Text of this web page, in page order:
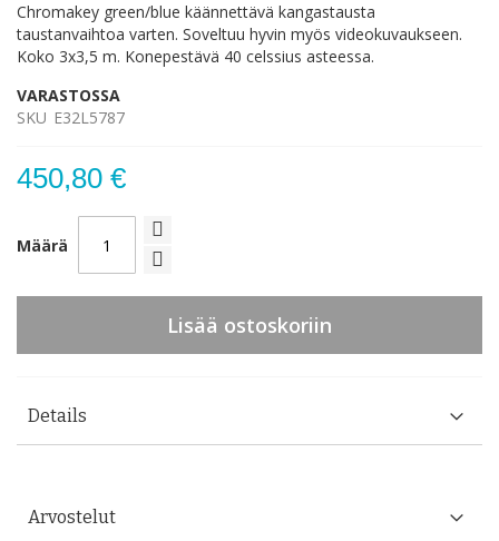
Chromakey green/blue käännettävä kangastausta
taustanvaihtoa varten. Soveltuu hyvin myös videokuvaukseen.
Koko 3x3,5 m. Konepestävä 40 celssius asteessa.
VARASTOSSA
SKU E32L5787
450,80 €
Määrä
Lisää ostoskoriin
Details
Arvostelut